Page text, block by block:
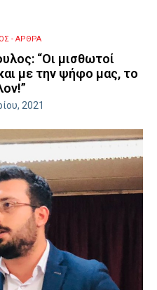
- ΑΡΘΡΑ
“Οι μισθωτοί
με την ψήφο μας, το
2021